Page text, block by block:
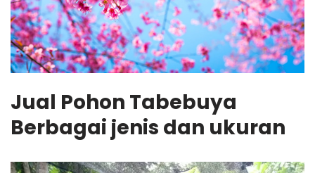
Jual Pohon Tabebuya
Berbagai jenis dan ukuran